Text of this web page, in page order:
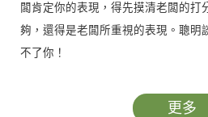
闆肯定你的表現，得先摸清老闆的打
夠，還得是老闆所重視的表現。聰明
不了你！
更多